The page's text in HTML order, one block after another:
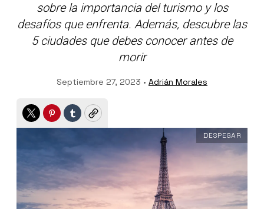
sobre la importancia del turismo y los
desafíos que enfrenta. Además, descubre las
5 ciudades que debes conocer antes de
morir
Septiembre 27, 2023 • Adrián Morales
TwitterPinterest
TumblrCopy
DESPEGAR